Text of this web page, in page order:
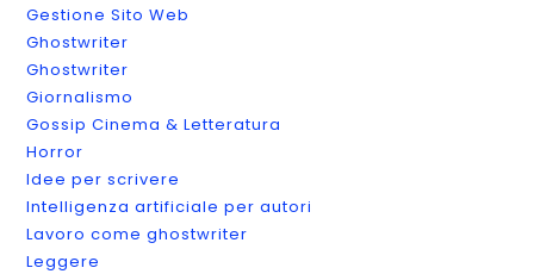
Gestione Sito Web
Ghostwriter
Ghostwriter
Giornalismo
Gossip Cinema & Letteratura
Horror
Idee per scrivere
Intelligenza artificiale per autori
Lavoro come ghostwriter
Leggere